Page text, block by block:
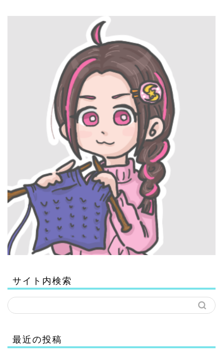
サイト内検索
最近の投稿